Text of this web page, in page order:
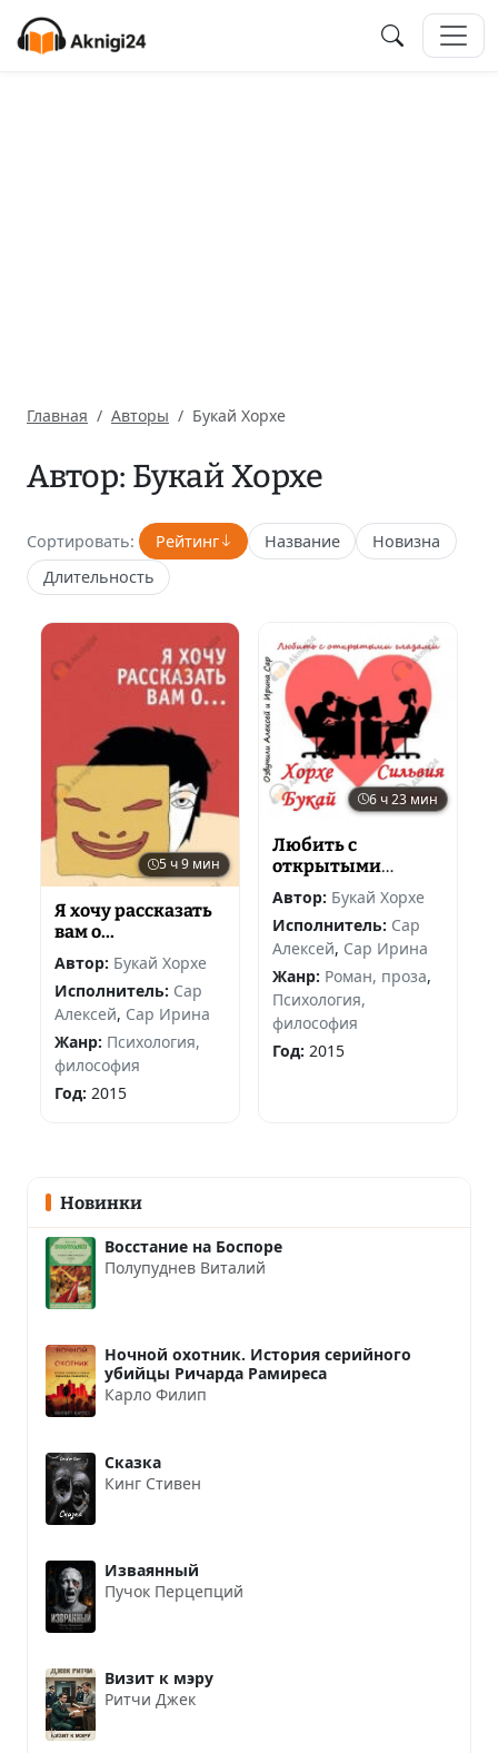
Главная Авторы Букай Хорхе
Автор: Букай Хорхе
Сортировать: Рейтинг Название
Новизна
Длительность
5 ч 9 мин
Я хочу рассказать
вам о...
Автор: Букай Хорхе
Исполнитель: Сар
Алексей, Сар Ирина
Жанр: Психология,
философия
Год: 2015
6 ч 23 мин
Любить с
открытыми
глазами
Автор: Букай Хорхе
Исполнитель: Сар
Алексей, Сар Ирина
Жанр: Роман, проза,
Психология,
философия
Год: 2015
Новинки
Восстание на Боспоре
Полупуднев Виталий
Ночной охотник. История серийного
убийцы Ричарда Рамиреса
Карло Филип
Сказка
Кинг Стивен
Изваянный
Пучок Перцепций
Визит к мэру
Ритчи Джек